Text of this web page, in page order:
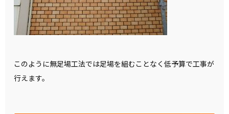
このように無足場工法では足場を組むことなく低予算で工事が
行えます。